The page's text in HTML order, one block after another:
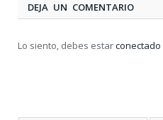
DEJA UN COMENTARIO
Lo siento, debes estarconectado